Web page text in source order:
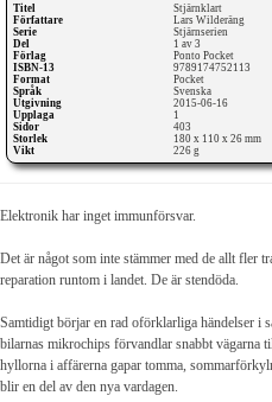
Titel
Stjärnklart
Författare
Lars Wilderäng
Serie
Stjärnserien
Del
1 av 3
Förlag
Ponto Pocket
ISBN-13
9789174752113
Format
Pocket
Språk
Svenska
Utgivning
2015-06-16
Upplaga
1
Sidor
403
Storlek
180 x 110 x 26 mm
Vikt
226 g
Elektronik har inget immunförsvar.
Det är något som inte stämmer med de allt fler
reparation runtom i landet. De är stendöda.
Samtidigt börjar en rad oförklarliga händelser i
bilarnas mikrochips förvandlar snabbt vägarna
hyllorna i affärerna gapar tomma,
blir en del av den nya vardagen.